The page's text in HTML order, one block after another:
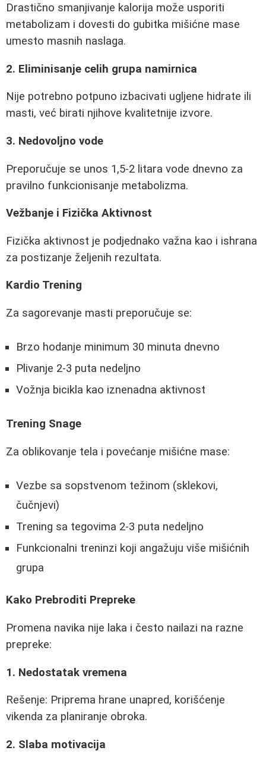
Drastično smanjivanje kalorija može usporiti
metabolizam i dovesti do gubitka mišićne mase
umesto masnih naslaga.
2. Eliminisanje celih grupa namirnica
Nije potrebno potpuno izbacivati ugljene hidrate ili
masti, već birati njihove kvalitetnije izvore.
3. Nedovoljno vode
Preporučuje se unos 1,5-2 litara vode dnevno za
pravilno funkcionisanje metabolizma.
Vežbanje i Fizička Aktivnost
Fizička aktivnost je podjednako važna kao i ishrana
za postizanje željenih rezultata.
Kardio Trening
Za sagorevanje masti preporučuje se:
Brzo hodanje minimum 30 minuta dnevno
Plivanje 2-3 puta nedeljno
Vožnja bicikla kao iznenadna aktivnost
Trening Snage
Za oblikovanje tela i povećanje mišićne mase:
Vezbe sa sopstvenom težinom (sklekovi,
čučnjevi)
Trening sa tegovima 2-3 puta nedeljno
Funkcionalni treninzi koji angažuju više mišićnih
grupa
Kako Prebroditi Prepreke
Promena navika nije laka i često nailazi na razne
prepreke:
1. Nedostatak vremena
Rešenje: Priprema hrane unapred, korišćenje
vikenda za planiranje obroka.
2. Slaba motivacija